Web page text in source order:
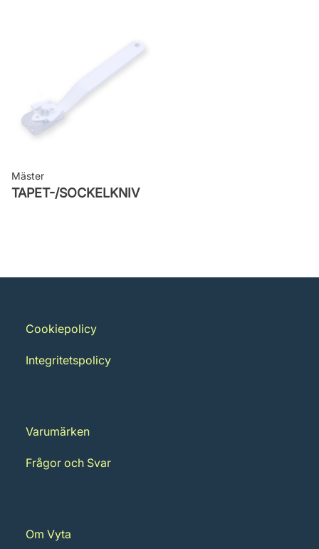
Mäster
TAPET-/SOCKELKNIV
Cookiepolicy
Integritetspolicy
Varumärken
Frågor och Svar
Om Vyta